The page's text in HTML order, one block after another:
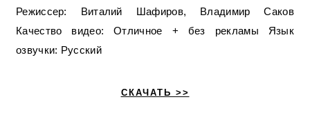
Режиссер: Виталий Шафиров, Владимир Саков
Качество видео: Отличное + без рекламы Язык
озвучки: Русский
СКАЧАТЬ >>